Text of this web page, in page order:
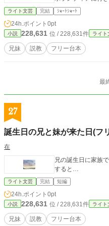
ライト文芸 完結 ｼｮｰﾄｼｮｰﾄ
24h.ポイント 0pt
小説 228,631 位 / 228,631件 ライト
兄妹 説教 フリー台本
最
27
誕生日の兄と妹が来た日(フ
在
兄の誕生日に家族
すると…
ライト文芸 完結 短編
24h.ポイント 0pt
小説 228,631 位 / 228,631件 ライト
兄妹 説教 フリー台本